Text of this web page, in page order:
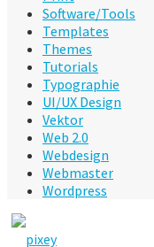
Software/Tools
Templates
Themes
Tutorials
Typographie
UI/UX Design
Vektor
Web 2.0
Webdesign
Webmaster
Wordpress